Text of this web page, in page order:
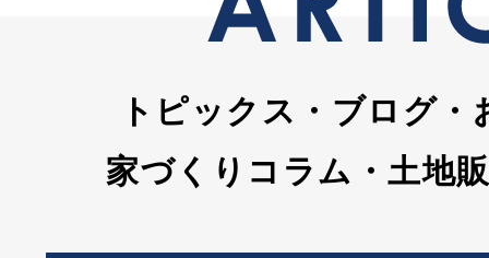
トピックス・ブログ・
家づくりコラム・土地